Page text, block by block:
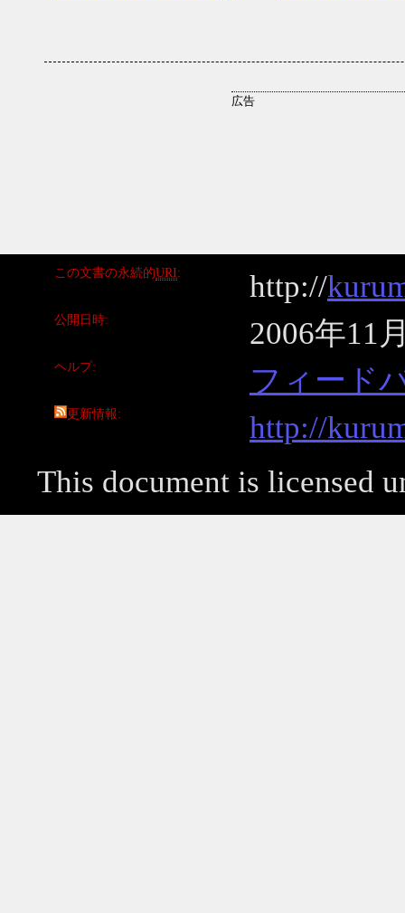
この文書の永続的URI http://
公開日時 2006年11
ヘルプ フィード
更新情報
http://
This document is licensed